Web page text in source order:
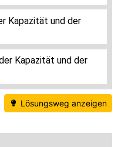
Lösungsweg anzeigen